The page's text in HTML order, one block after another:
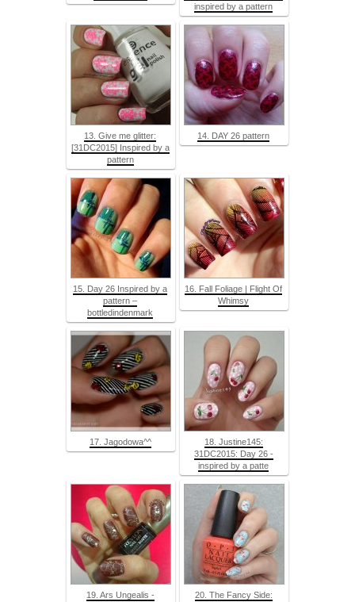
inspired by a pattern
13. Give me glitter:
[31DC2015] Inspired by a
pattern
14. DAY 26 pattern
15. Day 26 Inspired by a
pattern –
bottledindenmark
16. Fall Foliage | Flight Of
Whimsy
17. Jagodowa^^
18. Justine145:
31DC2015: Day 26 -
inspired by a patte
19. Ars Ungealis -
20. The Fancy Side: